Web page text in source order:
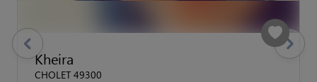
Kheira
CHOLET 49300
previous Suivant